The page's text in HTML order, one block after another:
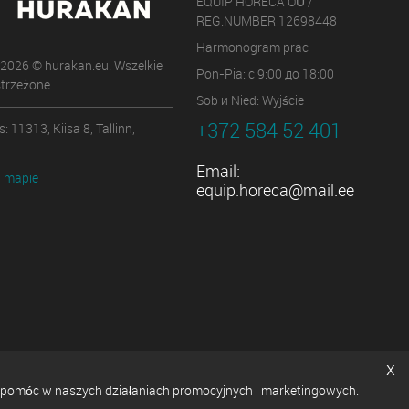
© hurakan.eu. Wszelkie
11313, Kiisa 8, Tallinn,
mapie
REG.NUMBER 12698448
Harmonogram prac
Pon-Pia: с 9:00 до 18:00
Sob и Nied: Wyjście
+372 584 52 401
Email:
equip.horeca@mail.ee
x
w naszych działaniach promocyjnych i marketingowych.